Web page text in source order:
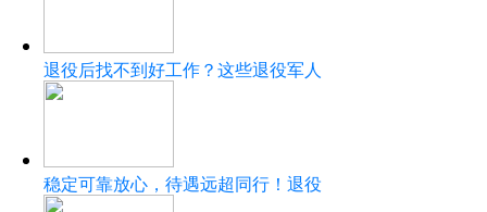
退役后找不到好工作？这些退役军人
稳定可靠放心，待遇远超同行！退役